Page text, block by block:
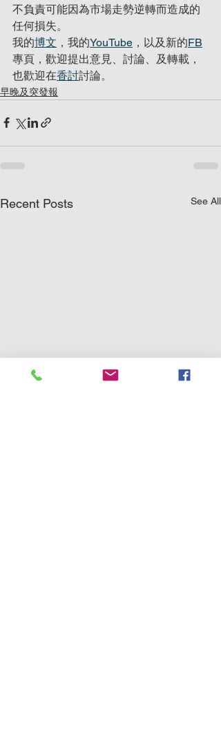
不負責可能因為市場走勢逆轉而造成的
任何損失。
我的博文 ，我的YouTube ，以及新的FB
專頁，歡迎提出意見、討論、及轉載，
也歡迎在香討討論。
早晚及突發報
Recent Posts See All